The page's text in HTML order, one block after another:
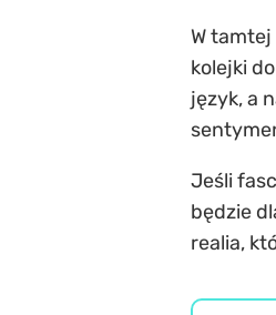
W
kolejki
język, a
Jeśli
będzie
realia,